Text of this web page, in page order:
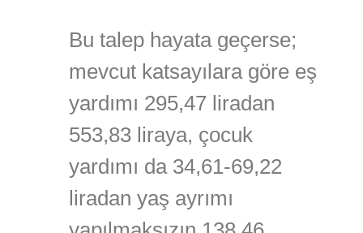
Bu talep hayata geçerse;
mevcut katsayılara göre eş
yardımı 295,47 liradan
553,83 liraya, çocuk
yardımı da 34,61-69,22
liradan yaş ayrımı